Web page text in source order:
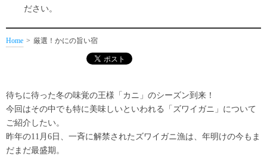
ださい。
Home 厳選！かにの旨い宿
待ちに待った冬の味覚の王様「カニ」のシーズン到来！
今回はその中でも特に美味しいといわれる「ズワイガニ」について
ご紹介したい。
昨年の11月6日、一斉に解禁されたズワイガニ漁は、年明けの今もま
だまだ最盛期。